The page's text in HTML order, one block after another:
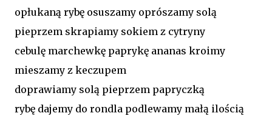
opłukaną rybę osuszamy oprószamy solą
pieprzem skrapiamy sokiem z cytryny
cebulę marchewkę paprykę ananas kroimy
mieszamy z keczupem
doprawiamy solą pieprzem papryczką
rybę dajemy do rondla podlewamy małą ilością